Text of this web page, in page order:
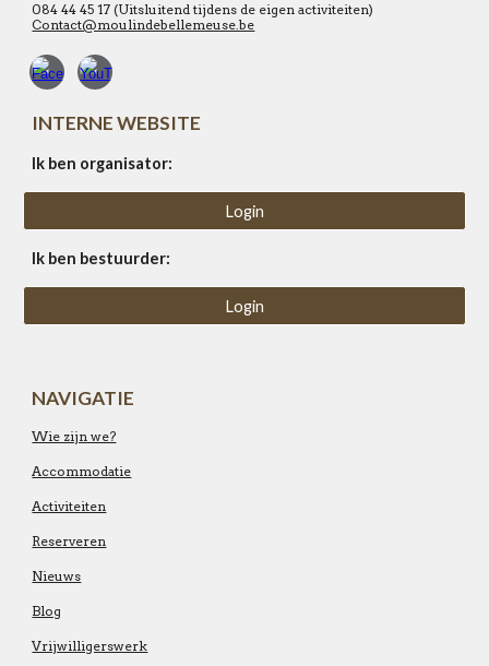
084 44 45 17 (Uitsluitend tijdens de eigen activiteiten)
Contact@moulindebellemeuse.be
INTERNE WEBSITE
Ik ben organisator:
Login
Ik ben bestuurder:
Login
NAVIGATIE
Wie zijn we?
Accommodatie
Activiteiten
Reserveren
Nieuws
Blog
Vrijwilligerswerk